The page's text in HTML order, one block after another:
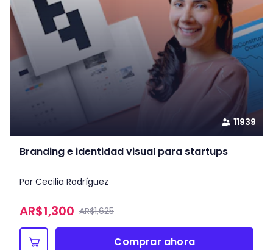
11939
Branding e identidad visual para startups
Por Cecilia Rodríguez
AR$1,300 AR$1,625
Comprar ahora